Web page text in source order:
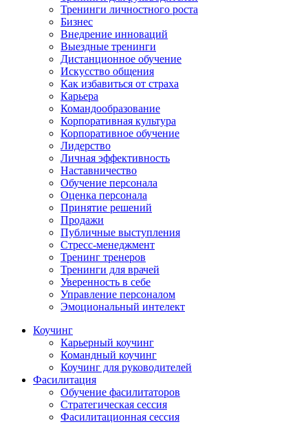
Тренинги личностного роста
Бизнес
Внедрение инноваций
Выездные тренинги
Дистанционное обучение
Искусство общения
Как избавиться от страха
Карьера
Командообразование
Корпоративная культура
Корпоративное обучение
Лидерство
Личная эффективность
Наставничество
Обучение персонала
Оценка персонала
Принятие решений
Продажи
Публичные выступления
Стресс-менеджмент
Тренинг тренеров
Тренинги для врачей
Уверенность в себе
Управление персоналом
Эмоциональный интелект
Коучинг
Карьерный коучинг
Командный коучинг
Коучинг для руководителей
Фасилитация
Обучение фасилитаторов
Стратегическая сессия
Фасилитационная сессия